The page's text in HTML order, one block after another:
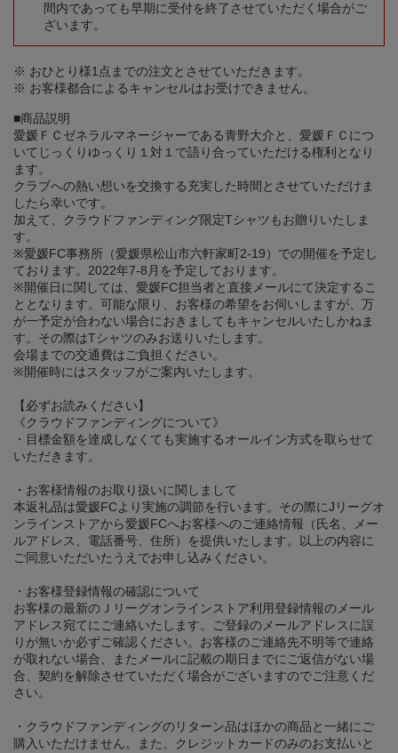
間内であっても早期に受付を終了させていただく場合がご
ざいます。
※ おひとり様1点までの注文とさせていただきます。
※ お客様都合によるキャンセルはお受けできません。
■商品説明
愛媛ＦＣゼネラルマネージャーである青野大介と、愛媛ＦＣにつ
いてじっくりゆっくり１対１で語り合っていただける権利となり
ます。
クラブへの熱い想いを交換する充実した時間とさせていただけま
したら幸いです。
加えて、クラウドファンディング限定Tシャツもお贈りいたしま
す。
※愛媛FC事務所（愛媛県松山市六軒家町2-19）での開催を予定し
ております。2022年7-8月を予定しております。
※開催日に関しては、愛媛FC担当者と直接メールにて決定するこ
ととなります。可能な限り、お客様の希望をお伺いしますが、万
が一予定が合わない場合におきましてもキャンセルいたしかねま
す。その際はTシャツのみお送りいたします。
会場までの交通費はご負担ください。
※開催時にはスタッフがご案内いたします。
【必ずお読みください】
《クラウドファンディングについて》
・目標金額を達成しなくても実施するオールイン方式を取らせて
いただきます。
・お客様情報のお取り扱いに関しまして
本返礼品は愛媛FCより実施の調節を行います。その際にJリーグオ
ンラインストアから愛媛FCへお客様へのご連絡情報（氏名、メー
ルアドレス、電話番号、住所）を提供いたします。以上の内容に
ご同意いただいたうえでお申し込みください。
・お客様登録情報の確認について
お客様の最新のＪリーグオンラインストア利用登録情報のメール
アドレス宛てにご連絡いたします。ご登録のメールアドレスに誤
りが無いか必ずご確認ください。お客様のご連絡先不明等で連絡
が取れない場合、またメールに記載の期日までにご返信がない場
合、契約を解除させていただく場合がございますのでご注意くだ
さい。
・クラウドファンディングのリターン品はほかの商品と一緒にご
購入いただけません。また、クレジットカードのみのお支払いと